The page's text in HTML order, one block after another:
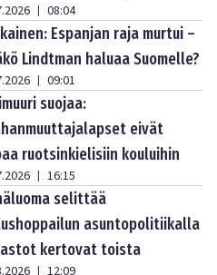
| 08:04
Espanjan raja murtui –
Lindtman haluaa Suomelle?
| 09:01
suojaa:
eivät
ruotsinkielisiin kouluihin
| 16:15
selittää
asuntopolitiikalla
kertovat toista
| 12:09